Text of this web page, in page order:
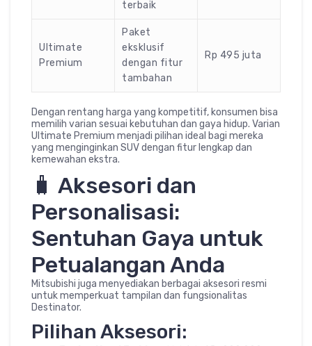
terbaik
Ultimate
Premium
Paket
eksklusif
dengan fitur
tambahan
Rp 495 juta
Dengan rentang harga yang kompetitif, konsumen bisa
memilih varian sesuai kebutuhan dan gaya hidup. Varian
Ultimate Premium menjadi pilihan ideal bagi mereka
yang menginginkan SUV dengan fitur lengkap dan
kemewahan ekstra.
🧳 Aksesori dan
Personalisasi:
Sentuhan Gaya untuk
Petualangan Anda
Mitsubishi juga menyediakan berbagai aksesori resmi
untuk memperkuat tampilan dan fungsionalitas
Destinator.
Pilihan Aksesori: